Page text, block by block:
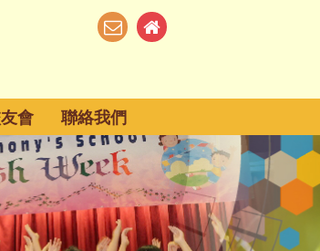
會 聯絡我們